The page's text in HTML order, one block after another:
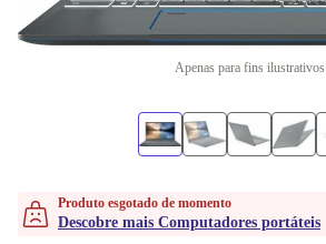
Apenas para fins ilustrativos
Produto esgotado de momento
Descobre mais Computadores portáteis